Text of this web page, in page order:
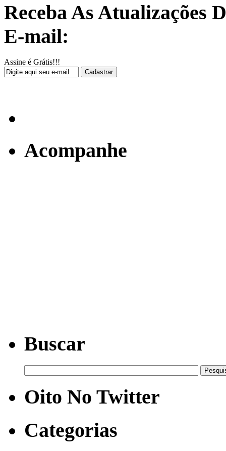
Receba As Atualizações
E-mail:
Assine é Grátis!!!
Acompanhe
Buscar
Oito No Twitter
Categorias